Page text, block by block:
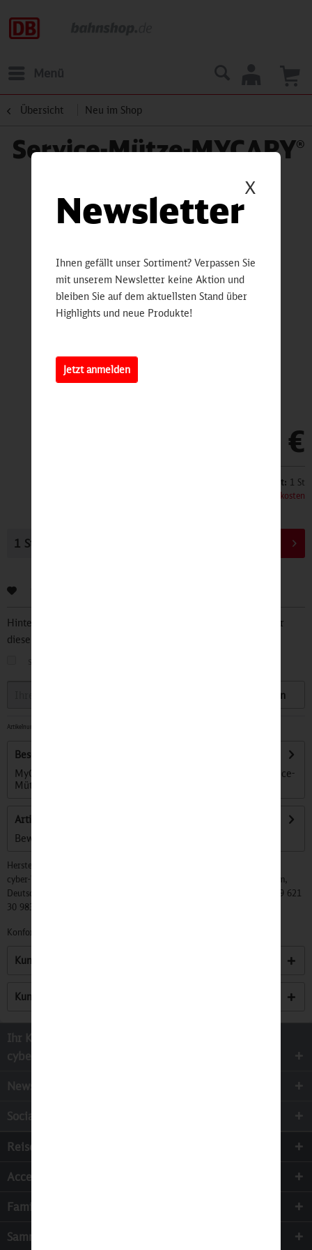
Menü
Übersicht Neu im Shop
Service-Mütze-MYCAPY®
9,90 €
Inhalt: 1 St
zzgl. Versandkosten
Hinterlegen Sie Ihre Email Adresse und bleiben Sie stets über
diesen Artikel informiert.
Speichern
Artikelnummer:
Beschreibung
MyCapy® ist unser neuer cooler Schlüsselanhänger im Service-
Mützen Design und mit...
Artikel bewerten
Bewertungen lesen, schreiben und diskutieren...
Hersteller:
cyber-Wear Heidelberg GmbH, Elsa-Brändström-Str. 4, 68229 Mannheim,
Deutschland, Info@mycybergroup.com, https://mycybergroup.com, +49 621
30 983 0
Konformitätserklärungen zu unseren Produkten finden Sie
Kunden kauften auch
Kunden haben sich ebenfalls angesehen
Ihr Kontakt zur
cyber-Wear Heidelberg GmbH
Newsletter
Socialmedia
Reisen
Accessoires
Familie & Kinder
Sammeln
X
Newsletter
Ihnen gefällt unser Sortiment? Verpassen Sie
mit unserem Newsletter keine Aktion und
bleiben Sie auf dem aktuellsten Stand über
Highlights und neue Produkte!
Jetzt anmelden